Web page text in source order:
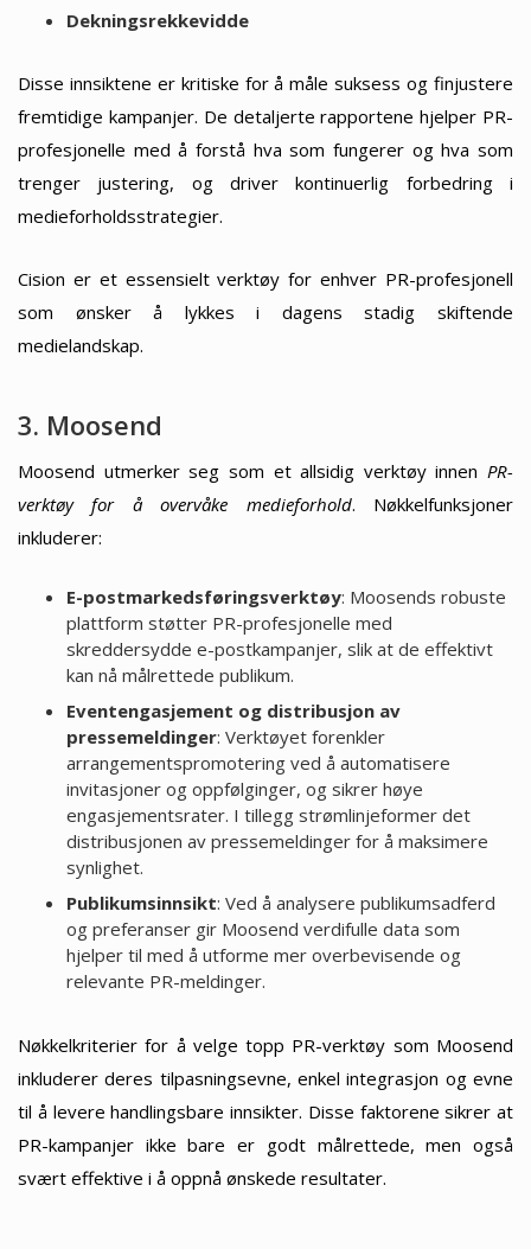
Dekningsrekkevidde
Disse innsiktene er kritiske for å måle suksess og finjustere
fremtidige kampanjer. De detaljerte rapportene hjelper PR-
profesjonelle med å forstå hva som fungerer og hva som
trenger justering, og driver kontinuerlig forbedring i
medieforholdsstrategier.
Cision er et essensielt verktøy for enhver PR-profesjonell
som ønsker å lykkes i dagens stadig skiftende
medielandskap.
3. Moosend
Moosend utmerker seg som et allsidig verktøy innen PR-
verktøy for å overvåke medieforhold. Nøkkelfunksjoner
inkluderer:
E-postmarkedsføringsverktøy: Moosends robuste
plattform støtter PR-profesjonelle med
skreddersydde e-postkampanjer, slik at de effektivt
kan nå målrettede publikum.
Eventengasjement og distribusjon av
pressemeldinger: Verktøyet forenkler
arrangementspromotering ved å automatisere
invitasjoner og oppfølginger, og sikrer høye
engasjementsrater. I tillegg strømlinjeformer det
distribusjonen av pressemeldinger for å maksimere
synlighet.
Publikumsinnsikt: Ved å analysere publikumsadferd
og preferanser gir Moosend verdifulle data som
hjelper til med å utforme mer overbevisende og
relevante PR-meldinger.
Nøkkelkriterier for å velge topp PR-verktøy som Moosend
inkluderer deres tilpasningsevne, enkel integrasjon og evne
til å levere handlingsbare innsikter. Disse faktorene sikrer at
PR-kampanjer ikke bare er godt målrettede, men også
svært effektive i å oppnå ønskede resultater.